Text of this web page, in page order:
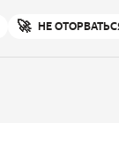
🚀 НЕ